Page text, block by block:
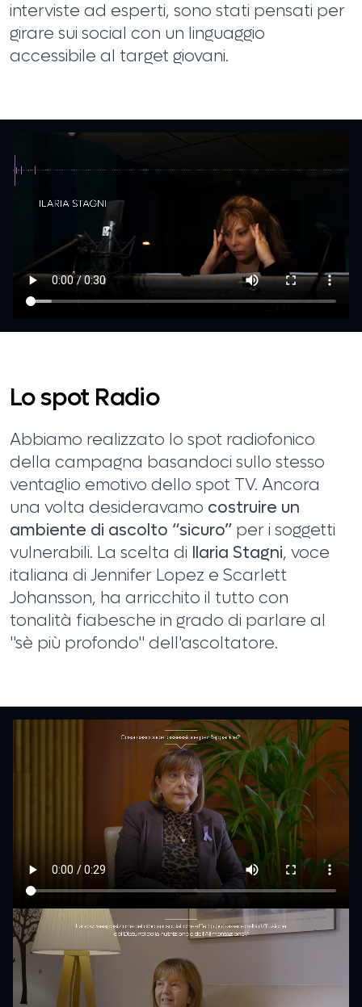
HOME
PORTFOLIO
CONTATTI
interviste ad esperti, sono stati pensati per
girare sui social con un linguaggio
accessibile al target giovani.
Lo spot Radio
Abbiamo realizzato lo spot radiofonico
della campagna basandoci sullo stesso
ventaglio emotivo dello spot TV. Ancora
una volta desideravamo costruire un
ambiente di ascolto “sicuro” per i soggetti
vulnerabili. La scelta di Ilaria Stagni, voce
italiana di Jennifer Lopez e Scarlett
Johansson, ha arricchito il tutto con
tonalità fiabesche in grado di parlare al
"sè più profondo" dell'ascoltatore.